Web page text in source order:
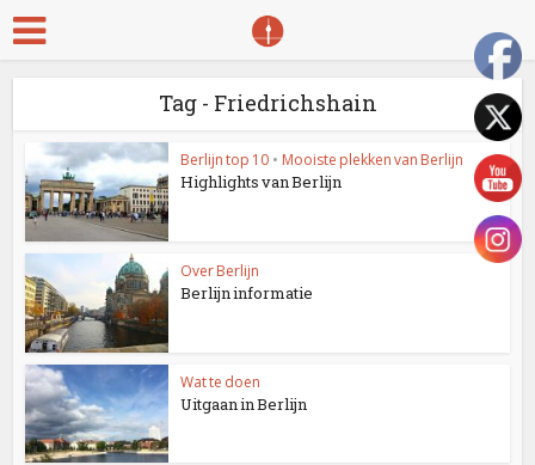
Tag - Friedrichshain
Berlijn top 10 • Mooiste plekken van Berlijn
Highlights van Berlijn
Over Berlijn
Berlijn informatie
Wat te doen
Uitgaan in Berlijn